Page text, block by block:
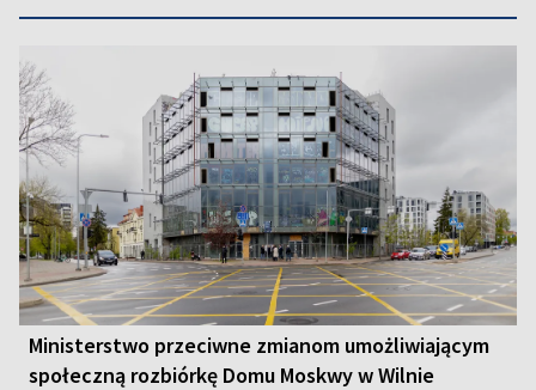
Ministerstwo przeciwne zmianom umożliwiającym
społeczną rozbiórkę Domu Moskwy w Wilnie